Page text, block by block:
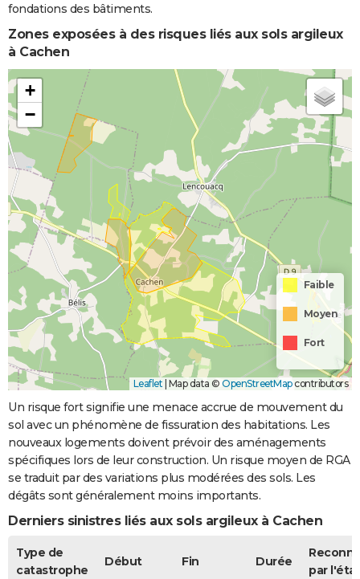
fondations des bâtiments.
Zones exposées à des risques liés aux sols argileux
à Cachen
+
−
Faible
Moyen
Fort
Leaflet Map data © OpenStreetMapcontributors
Un risque fort signifie une menace accrue de mouvement du
sol avec un phénomène de fissuration des habitations. Les
nouveaux logements doivent prévoir des aménagements
spécifiques lors de leur construction. Un risque moyen de RGA
se traduit par des variations plus modérées des sols. Les
dégâts sont généralement moins importants.
Derniers sinistres liés aux sols argileux à Cachen
Type de
catastrophe
Début Fin Durée
par l'état